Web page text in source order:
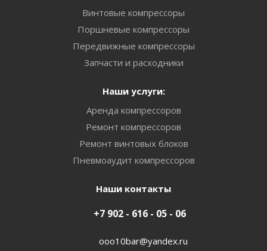
Винтовые компрессоры
Поршневые компрессоры
Передвижные компрессоры
Запчасти и расходники
Наши услуги:
Аренда компрессоров
Ремонт компрессоров
Ремонт винтовых блоков
Пневмоаудит компрессоров
Наши контакты
+7 902 - 616 - 05 - 06
ooo10bar@yandex.ru